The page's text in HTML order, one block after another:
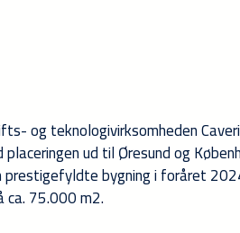
og teknologivirksomheden
ud til Øresund og
bygning i foråret
75.000 m2.